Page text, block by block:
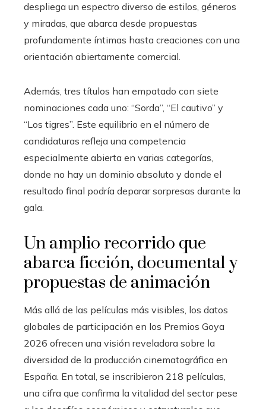
despliega un espectro diverso de estilos, géneros
y miradas, que abarca desde propuestas
profundamente íntimas hasta creaciones con una
orientación abiertamente comercial.
Además, tres títulos han empatado con siete
nominaciones cada uno: “Sorda”, “El cautivo” y
“Los tigres”. Este equilibrio en el número de
candidaturas refleja una competencia
especialmente abierta en varias categorías,
donde no hay un dominio absoluto y donde el
resultado final podría deparar sorpresas durante la
gala.
Un amplio recorrido que
abarca ficción, documental y
propuestas de animación
Más allá de las películas más visibles, los datos
globales de participación en los Premios Goya
2026 ofrecen una visión reveladora sobre la
diversidad de la producción cinematográfica en
España. En total, se inscribieron 218 películas,
una cifra que confirma la vitalidad del sector pese